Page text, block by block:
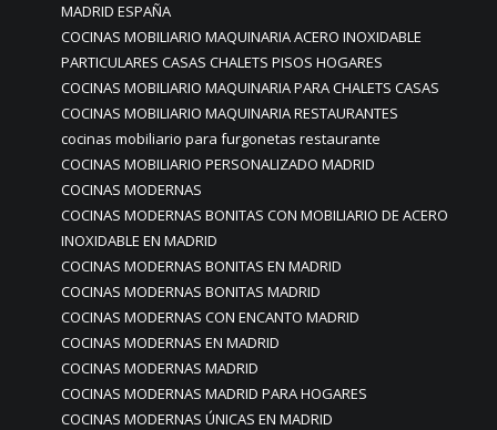
MADRID ESPAÑA
COCINAS MOBILIARIO MAQUINARIA ACERO INOXIDABLE
PARTICULARES CASAS CHALETS PISOS HOGARES
COCINAS MOBILIARIO MAQUINARIA PARA CHALETS CASAS
COCINAS MOBILIARIO MAQUINARIA RESTAURANTES
cocinas mobiliario para furgonetas restaurante
COCINAS MOBILIARIO PERSONALIZADO MADRID
COCINAS MODERNAS
COCINAS MODERNAS BONITAS CON MOBILIARIO DE ACERO
INOXIDABLE EN MADRID
COCINAS MODERNAS BONITAS EN MADRID
COCINAS MODERNAS BONITAS MADRID
COCINAS MODERNAS CON ENCANTO MADRID
COCINAS MODERNAS EN MADRID
COCINAS MODERNAS MADRID
COCINAS MODERNAS MADRID PARA HOGARES
COCINAS MODERNAS ÚNICAS EN MADRID